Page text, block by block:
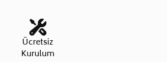
Ücretsiz
Kurulum